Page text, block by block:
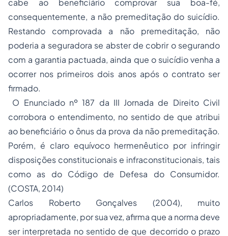
cabe ao beneficiário comprovar sua boa-fé,
consequentemente, a não premeditação do suicídio.
Restando comprovada a não premeditação, não
poderia a seguradora se abster de cobrir o segurando
com a garantia pactuada, ainda que o suicídio venha a
ocorrer nos primeiros dois anos após o contrato ser
firmado.
O Enunciado nº 187 da III Jornada de Direito Civil
corrobora o entendimento, no sentido de que atribui
ao beneficiário o ônus da prova da não premeditação.
Porém, é claro equívoco hermenêutico por infringir
disposições constitucionais e infraconstitucionais, tais
como as do Código de Defesa do Consumidor.
(COSTA, 2014)
Carlos Roberto Gonçalves (2004), muito
apropriadamente, por sua vez, afirma que a norma deve
ser interpretada no sentido de que decorrido o prazo